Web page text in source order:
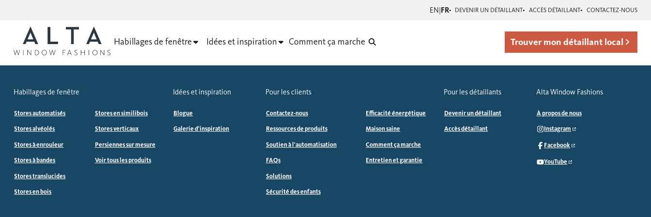
EN|FR DEVENIR UN DÉTAILLANT ACCÈS DÉTAILLANT CONTACTEZ-NOUS
Habillages de fenêtre Idées et inspiration Comment ça marche Trouver mon détaillant local
Habillages de fenêtre
Stores automatisés
Stores alvéolés
Stores à enrouleur
Stores à bandes
Stores translucides
Stores en bois
Stores en similibois
Stores verticaux
Persiennes sur mesure
Voir tous les produits
Idées et inspiration
Blogue
Galerie d'inspiration
Pour les clients
Contactez-nous
Ressources de produits
Soutien à l'automatisation
FAQs
Solutions
Sécurité des enfants
Efficacité énergétique
Maison saine
Comment ça marche
Entretien et garantie
Pour les détaillants
Devenir un détaillant
Accès détaillant
Alta Window Fashions
À propos de nous
Instagram
Facebook
YouTube